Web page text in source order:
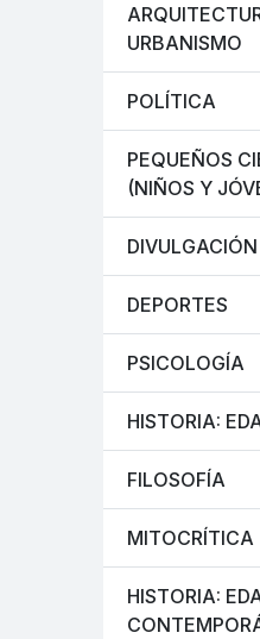
URBANISMO
POLÍTICA
PEQUEÑOS
(NIÑOS Y
DEPORTES
PSICOLOGÍA
HISTORIA:
FILOSOFÍA
MITOCRÍTICA
HISTORIA: